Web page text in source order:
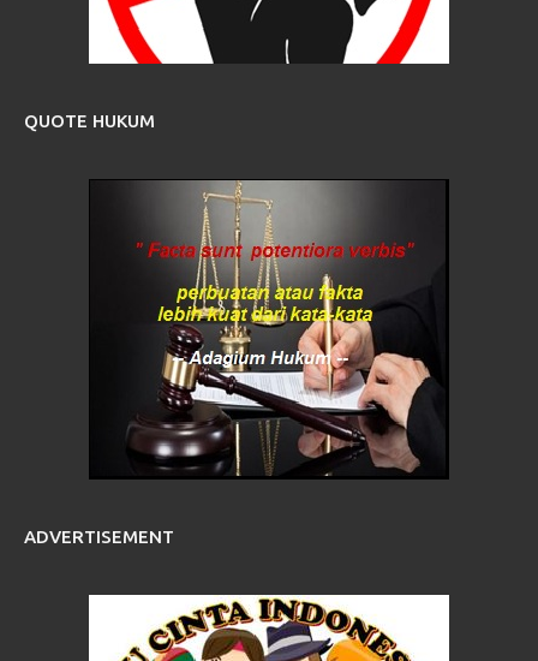
QUOTE HUKUM
ADVERTISEMENT